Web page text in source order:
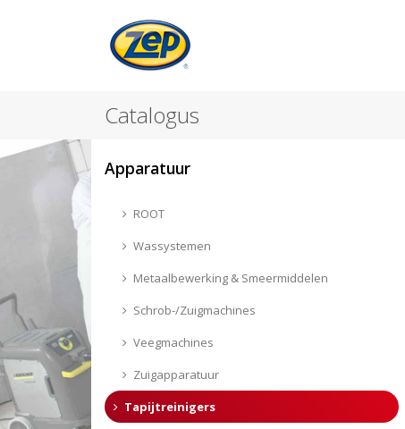
Catalogus
Apparatuur
ROOT
Wassystemen
Metaalbewerking & Smeermiddelen
Schrob-/Zuigmachines
Veegmachines
Zuigapparatuur
Tapijtreinigers